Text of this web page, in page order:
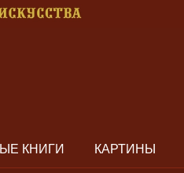
КНИГИ КАРТИНЫ